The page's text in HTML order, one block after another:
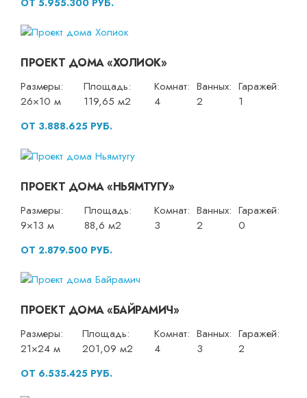
ПРОЕКТ ДОМА «ХОЛИОК»
Размеры:
26×10 м
Площадь:
119,65 м2
Комнат:
4
Ванных:
2
Гаражей:
1
ОТ 3.888.625 РУБ.
ПРОЕКТ ДОМА «НЬЯМТУГУ»
Размеры:
9×13 м
Площадь:
88,6 м2
Комнат:
3
Ванных:
2
Гаражей:
0
ОТ 2.879.500 РУБ.
ПРОЕКТ ДОМА «БАЙРАМИЧ»
Размеры:
21×24 м
Площадь:
201,09 м2
Комнат:
4
Ванных:
3
Гаражей:
2
ОТ 6.535.425 РУБ.